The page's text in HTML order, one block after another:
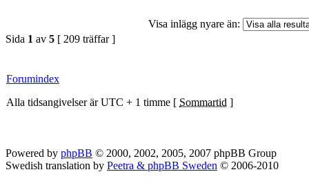
Visa inlägg nyare än:
Sida 1 av 5 [ 209 träffar ]
Forumindex
Alla tidsangivelser är UTC + 1 timme [ Sommartid ]
Powered by phpBB © 2000, 2002, 2005, 2007 phpBB Group
Swedish translation by Peetra & phpBB Sweden © 2006-2010